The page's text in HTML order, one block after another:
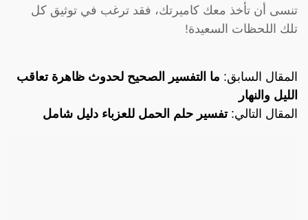
تنسى أن تأخذ معك كاميرتك، فقد ترغب في توثيق كل
تلك اللحظات السعيدة!
المقال السابق: ما التفسير الصحيح لحدوث ظاهرة تعاقب
الليل والنهار
المقال التالي:تفسير حلم الحمل للعزباء دليل شامل